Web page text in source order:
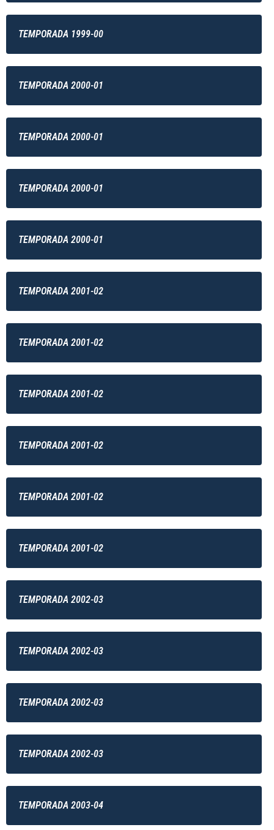
TEMPORADA 1999-00
TEMPORADA 2000-01
TEMPORADA 2000-01
TEMPORADA 2000-01
TEMPORADA 2000-01
TEMPORADA 2001-02
TEMPORADA 2001-02
TEMPORADA 2001-02
TEMPORADA 2001-02
TEMPORADA 2001-02
TEMPORADA 2001-02
TEMPORADA 2002-03
TEMPORADA 2002-03
TEMPORADA 2002-03
TEMPORADA 2002-03
TEMPORADA 2003-04